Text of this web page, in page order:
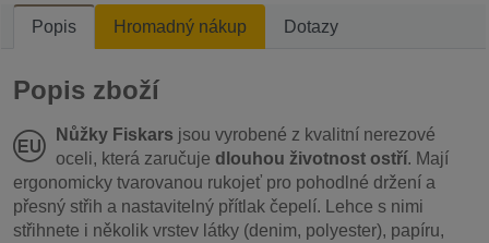
Popis Hromadný nákup Dotazy
Popis zboží
Nůžky Fiskars jsou vyrobené z kvalitní nerezové
oceli, která zaručuje dlouhou životnost ostří. Mají
ergonomicky tvarovanou rukojeť pro pohodlné držení a
přesný střih a nastavitelný přítlak čepelí. Lehce s nimi
střihnete i několik vrstev látky (denim, polyester), papíru,